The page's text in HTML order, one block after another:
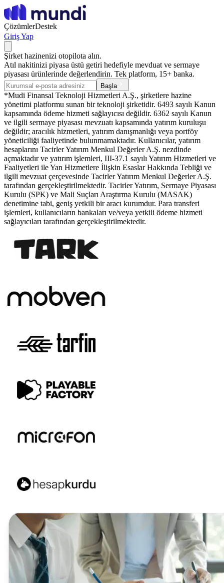
ÇözümlerDestek
Giriş Yap
Şirket hazinenizi otopilota alın.
Atıl nakitinizi piyasa üstü getiri hedefiyle mevduat ve sermaye
piyasası ürünlerinde değerlendirin. Tek platform, 15+ banka.
Başla
*Mudi Finansal Teknoloji Hizmetleri A.Ş., şirketlere hazine
yönetimi platformu sunan bir teknoloji şirketidir. 6493 sayılı Kanun
kapsamında ödeme hizmeti sağlayıcısı değildir. 6362 sayılı Kanun
ve ilgili sermaye piyasası mevzuatı kapsamında yatırım kuruluşu
değildir; aracılık hizmetleri, yatırım danışmanlığı veya portföy
yöneticiliği faaliyetinde bulunmamaktadır. Kullanıcılar, yatırım
hesaplarını Tacirler Yatırım Menkul Değerler A.Ş. nezdinde
açmaktadır ve yatırım işlemleri, III-37.1 sayılı Yatırım Hizmetleri ve
Faaliyetleri ile Yan Hizmetlere İlişkin Esaslar Hakkında Tebliği ve
ilgili mevzuat çerçevesinde Tacirler Yatırım Menkul Değerler A.Ş.
tarafından gerçekleştirilmektedir. Tacirler Yatırım, Sermaye Piyasası
Kurulu (SPK) ve Mali Suçları Araştırma Kurulu (MASAK)
denetimine tabi, geniş yetkili bir aracı kurumdur. Para transferi
işlemleri, kullanıcıların bankaları ve/veya yetkili ödeme hizmeti
sağlayıcıları tarafından gerçekleştirilmektedir.